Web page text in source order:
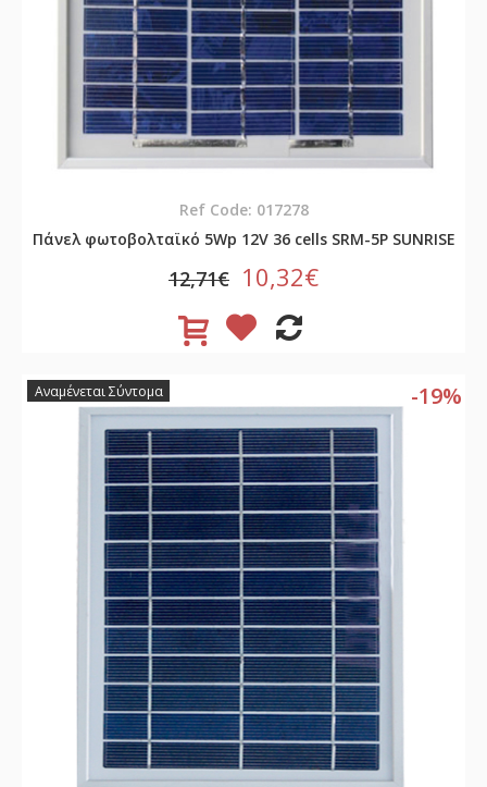
Ref Code: 017278
Πάνελ φωτοβολταϊκό 5Wp 12V 36 cells SRM-5P SUNRISE
12,71€ 10,32€
-19%
Αναμένεται Σύντομα